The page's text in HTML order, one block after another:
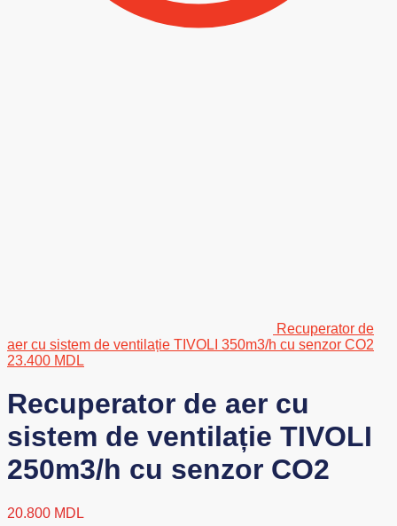
Recuperator de
aer cu sistem de ventilație TIVOLI 350m3/h cu senzor CO2
23.400 MDL
Recuperator de aer cu
sistem de ventilație TIVOLI
250m3/h cu senzor CO2
20.800 MDL